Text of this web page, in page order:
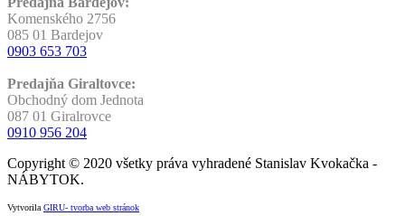
Komenského 2756
085 01 Bardejov
0903 653 703
Predajňa Giraltovce:
Obchodný dom Jednota
087 01 Giralrovce
0910 956 204
Copyright © 2020 všetky práva vyhradené Stanislav Kvokačka -
NÁBYTOK.
Vytvorila GIRU- tvorba web stránok